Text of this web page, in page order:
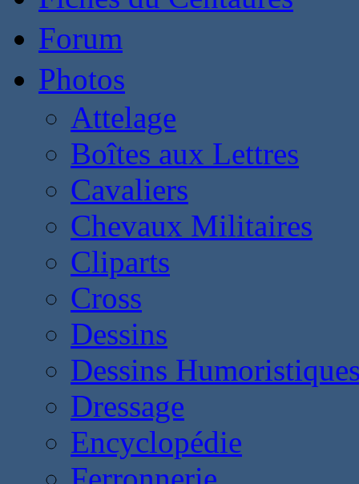
Forum
Photos
Attelage
Boîtes aux Lettres
Cavaliers
Chevaux Militaires
Cliparts
Cross
Dessins
Dessins
Dressage
Encyclopédie